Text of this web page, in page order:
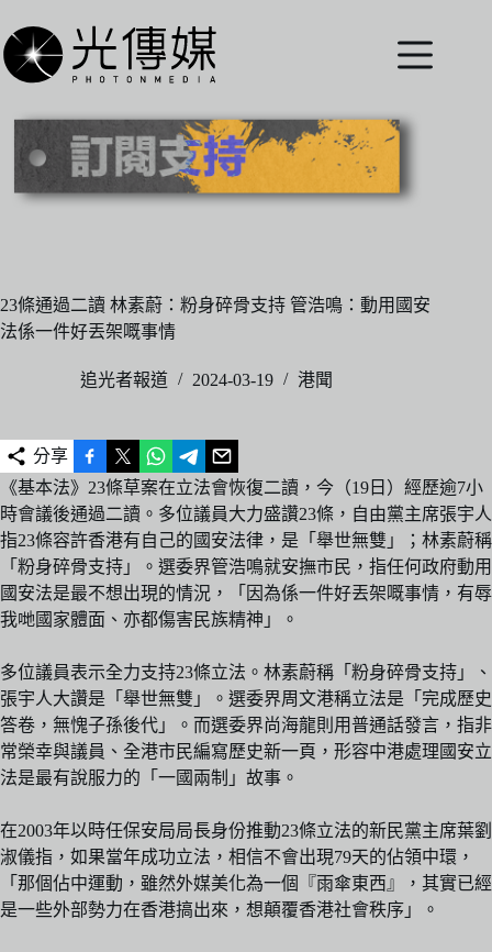
至
主
內
23條通過二讀 林素蔚：粉身碎骨支持 管浩鳴：動用國安
法係一件好丟架嘅事情
追光者報道 2024-03-19 港聞
分享
《基本法》23條草案在立法會恢復二讀，今（19日）經歷逾7小
時會議後通過二讀。多位議員大力盛讚23條，自由黨主席張宇人
指23條容許香港有自己的國安法律，是「舉世無雙」；林素蔚稱
「粉身碎骨支持」。選委界管浩鳴就安撫市民，指任何政府動用
國安法是最不想出現的情況，「因為係一件好丟架嘅事情，有辱
我哋國家體面、亦都傷害民族精神」。
多位議員表示全力支持23條立法。林素蔚稱「粉身碎骨支持」、
張宇人大讚是「舉世無雙」。選委界周文港稱立法是「完成歷史
答卷，無愧子孫後代」。而選委界尚海龍則用普通話發言，指非
常榮幸與議員、全港市民編寫歷史新一頁，形容中港處理國安立
法是最有說服力的「一國兩制」故事。
在2003年以時任保安局局長身份推動23條立法的新民黨主席葉劉
淑儀指，如果當年成功立法，相信不會出現79天的佔領中環，
「那個佔中運動，雖然外媒美化為一個『雨傘東西』，其實已經
是一些外部勢力在香港搞出來，想顛覆香港社會秩序」。